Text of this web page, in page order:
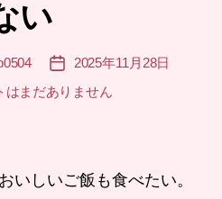
ー
い
投
稿
日
2025年11月28日
はまだありません
いしいご飯も食べたい。